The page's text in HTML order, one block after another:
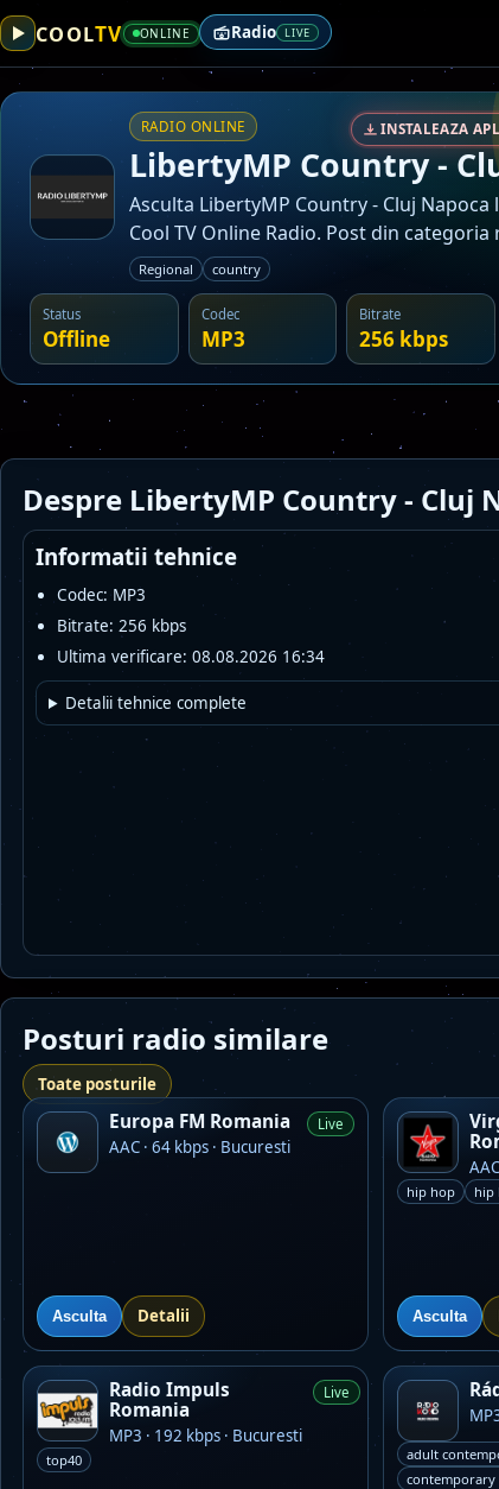
COOLTV ONLINE Radio LIVE
RADIO ONLINE INSTALEAZA
LibertyMP Country -
Asculta LibertyMP Country - Cluj Napoca
Cool TV Online Radio. Post din
Regional country
Status
Offline
Codec
MP3
Bitrate
256 kbps
Despre LibertyMP Country - Cluj
Informatii tehnice
Codec: MP3
Bitrate: 256 kbps
Ultima verificare: 08.08.2026 16:34
Detalii tehnice complete
Posturi radio similare
Toate posturile
Europa FM Romania
AAC · 64 kbps · Bucuresti
Live
Asculta Detalii
hip hop hip
Asculta
Radio Impuls
Romania
MP3 · 192 kbps · Bucuresti
Live
top40 adult
contemporary